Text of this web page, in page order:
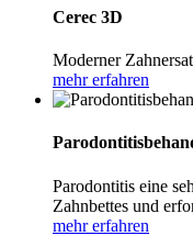
Cerec 3D
Moderner
mehr erfahren
Parodontitis eine
Zahnbettes und
mehr erfahren